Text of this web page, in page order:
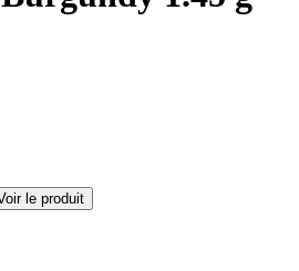
le produit